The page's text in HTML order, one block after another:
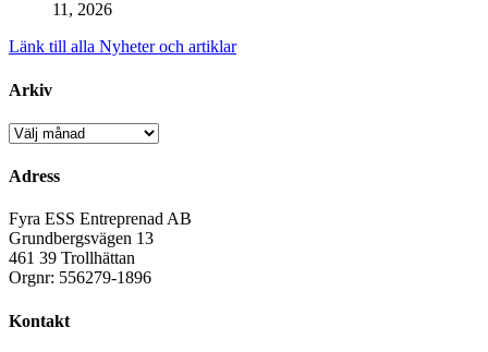
11, 2026
Länk till alla Nyheter och artiklar
Arkiv
Arkiv
Adress
Fyra ESS Entreprenad AB
Grundbergsvägen 13
461 39 Trollhättan
Orgnr: 556279-1896
Kontakt